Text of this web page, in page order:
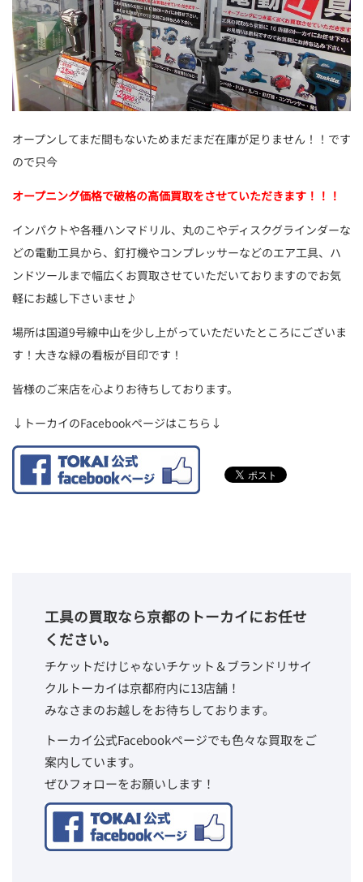
オープンしてまだ間もないためまだまだ在庫が足りません！！です
ので只今
オープニング価格で破格の高価買取をさせていただきます！！！
インパクトや各種ハンマドリル、丸のこやディスクグラインダーな
どの電動工具から、釘打機やコンプレッサーなどのエア工具、ハ
ンドツールまで幅広くお買取させていただいておりますのでお気
軽にお越し下さいませ♪
場所は国道9号線中山を少し上がっていただいたところにございま
す！大きな緑の看板が目印です！
皆様のご来店を心よりお待ちしております。
↓トーカイのFacebookページはこちら↓
工具の買取なら京都のトーカイにお任せ
ください。
チケットだけじゃないチケット＆ブランドリサイ
クルトーカイは京都府内に13店舗！
みなさまのお越しをお待ちしております。
トーカイ公式Facebookページでも色々な買取をご
案内しています。
ぜひフォローをお願いします！